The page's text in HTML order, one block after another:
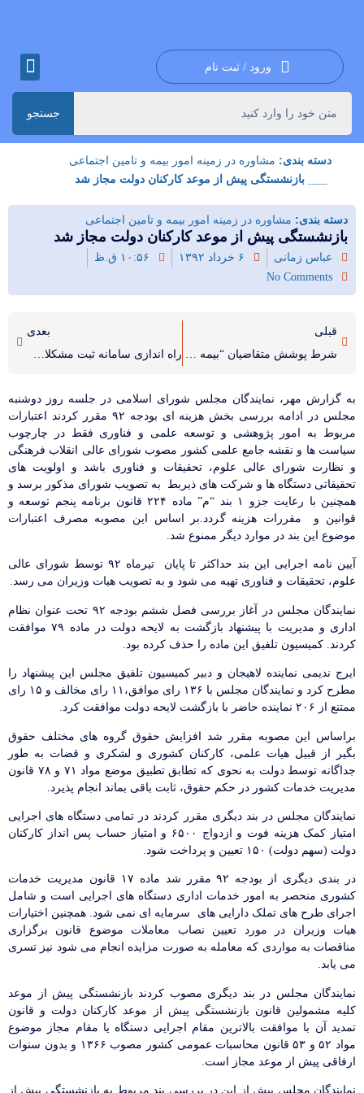
ورود / ثبت نام
جستجو
دسته بندی: مشاوره در زمینه امور بیمه و تامین اجتماعی
___ بازنشستگی پیش از موعد کارکنان دولت مجاز شد
دسته بندی: مشاوره در زمینه امور بیمه و تامین اجتماعی
بازنشستگی پیش از موعد کارکنان دولت مجاز شد
عباس زمانی ۶ خرداد ۱۳۹۲
۱۰:۵۶ ق.ظ
No Comments
قبلی
شرط پوشش متقاضیان “بیمه اختیاری” اعلام شد
بعدی
راه اندازی سامانه ثبت مشکلات دریافت وام ازدواج
به گزارش مهر، نمایندگان مجلس شورای اسلامی در جلسه روز دوشنبه
مجلس در ادامه بررسی بخش هزینه ای بودجه ۹۲ مقرر کردند اعتبارات
مربوط به امور پژوهشی و توسعه علمی و فناوری فقط در چارچوب
سیاست ها و نقشه جامع علمی کشور مصوب شورای عالی انقلاب فرهنگی
و نظارت شورای عالی علوم، تحقیقات و فناوری باشد و اولویت های
تحقیقاتی دستگاه ها و شرکت های ذیربط به تصویب شورای مذکور برسد و
همچنین با رعایت جزو ۱ بند “م” ماده ۲۲۴ قانون برنامه پنجم توسعه و
قوانین و مقررات هزینه گردد.بر اساس این مصوبه مصرف اعتبارات
موضوع این بند در موارد دیگر ممنوع شد.
آیین نامه اجرایی این بند حداکثر تا پایان تیرماه ۹۲ توسط شورای عالی
علوم، تحقیقات و فناوری تهیه می شود و به تصویب هیات وزیران می رسد.
نمایندگان مجلس در آغاز بررسی فصل ششم بودجه ۹۲ تحت عنوان نظام
اداری و مدیریت با پیشنهاد بازگشت به لایحه دولت در ماده ۷۹ موافقت
کردند. کمیسیون تلفیق این ماده را حذف کرده بود.
ایرج ندیمی نماینده لاهیجان و دبیر کمیسیون تلفیق مجلس این پیشنهاد را
مطرح کرد و نمایندگان مجلس با ۱۳۶ رای موافق،۱۱ رای مخالف و ۱۵ رای
ممتنع از ۲۰۶ نماینده حاضر با بازگشت لایحه دولت موافقت کرد.
براساس این مصوبه مقرر شد افزایش حقوق گروه های مختلف حقوق
بگیر از قبیل هیات علمی، کارکنان کشوری و لشکری و قضات به طور
جداگانه توسط دولت به نحوی که تطابق تطبیق موضع مواد ۷۱ و ۷۸ قانون
مدیریت خدمات کشور در حکم حقوق، ثابت باقی بماند انجام پذیرد.
نمایندگان مجلس در بند دیگری مقرر کردند در تمامی دستگاه های اجرایی
امتیاز کمک هزینه فوت و ازدواج ۶۵۰۰ و امتیاز حساب پس انداز کارکنان
دولت (سهم دولت) ۱۵۰ تعیین و پرداخت شود.
در بندی دیگری از بودجه ۹۲ مقرر شد ماده ۱۷ قانون مدیریت خدمات
کشوری منحصر به امور خدمات اداری دستگاه های اجرایی است و شامل
اجرای طرح های تملک دارایی های سرمایه ای نمی شود. همچنین اختیارات
هیات وزیران در مورد تعیین نصاب معاملات موضوع قانون برگزاری
مناقصات به مواردی که معامله به صورت مزایده انجام می شود نیز تسری
می یابد.
نمایندگان مجلس در بند دیگری مصوب کردند بازنشستگی پیش از موعد
کلیه مشمولین قانون بازنشستگی پیش از موعد کارکنان دولت و قانون
تمدید آن با موافقت بالاترین مقام اجرایی دستگاه یا مقام مجاز موضوع
مواد ۵۲ و ۵۳ قانون محاسبات عمومی کشور مصوب ۱۳۶۶ و بدون سنوات
ارفاقی پیش از موعد مجاز است.
نمایندگان مجلس پیش از این در بررسی بند مربوط به بازنشستگی پیش از